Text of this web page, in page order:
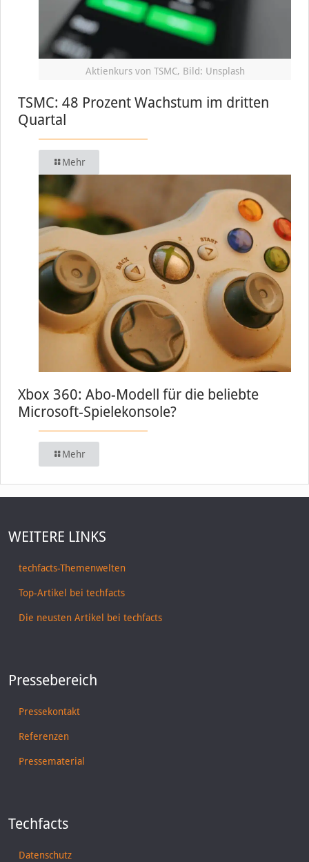
Aktienkurs von TSMC, Bild: Unsplash
TSMC: 48 Prozent Wachstum im dritten
Quartal
Mehr
Xbox 360: Abo-Modell für die beliebte
Microsoft-Spielekonsole?
Mehr
WEITERE LINKS
techfacts-Themenwelten
Top-Artikel bei techfacts
Die neusten Artikel bei techfacts
Pressebereich
Pressekontakt
Referenzen
Pressematerial
Techfacts
Datenschutz